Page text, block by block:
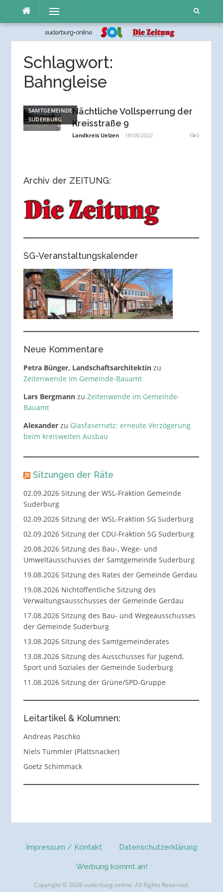
Inhalt
Menü
Schlagwort:
Bahngleise
SAMTGEMEINDE
SUDERBURG
Nächtliche Vollsperrung der
Kreisstraße 9
Landkreis Uelzen 18/08/2022 0
Archiv der ZEITUNG:
SG-Veranstaltungskalender
Neue Kommentare
Petra Bünger, Landschaftsarchitektinzu
Zeitenwende im Gemeinde-Bauamt
Lars Bergmannzu Zeitenwende im Gemeinde-
Bauamt
Alexanderzu Glasfasernetz: erneute Verzögerung
beim kreisweiten Ausbau
Sitzungen der Räte
02.09.2026 Sitzung der WSL-Fraktion Gemeinde
Suderburg
02.09.2026 Sitzung der WSL-Fraktion SG Suderburg
02.09.2026 Sitzung der CDU-Fraktion SG Suderburg
20.08.2026 Sitzung des Bau-, Wege- und
Umweltausschusses der Samtgemeinde Suderburg
19.08.2026 Sitzung des Rates der Gemeinde Gerdau
19.08.2026 Nichtöffentliche Sitzung des
Verwaltungsausschusses der Gemeinde Gerdau
17.08.2026 Sitzung des Bau- und Wegeausschusses
der Gemeinde Suderburg
13.08.2026 Sitzung des Samtgemeinderates
13.08.2026 Sitzung des Ausschusses für Jugend,
Sport und Soziales der Gemeinde Suderburg
11.08.2026 Sitzung der Grüne/SPD-Gruppe
Leitartikel & Kolumnen:
Andreas Paschko
Niels Tümmler (Plattsnacker)
Goetz Schimmack
Impressum / Kontakt Datenschutzerklärung
Werbung kommt an!
Copyright © 2026 suderburg-online. All Rights Reserved.